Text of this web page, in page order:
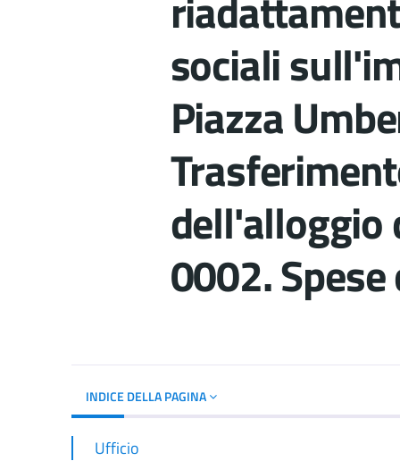
sociali
Piazza
dell'alloggio
0002.
INDICE DELLA PAGINA
Ufficio